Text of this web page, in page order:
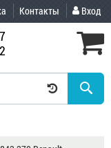
Контакты Вход